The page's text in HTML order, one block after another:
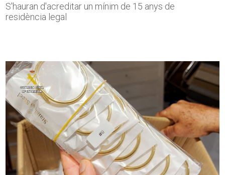
S'hauran d'acreditar un mínim de 15 anys de
residència legal